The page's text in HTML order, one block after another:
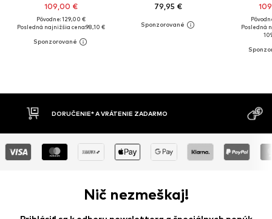
109,00 €
Pôvodne: 129,00 €
Posledná najnižšia cena:98,10 €
79,95 €
Posledná
DORUČENIE* A VRÁTENIE ZADARMO
Nič nezmeškaj!